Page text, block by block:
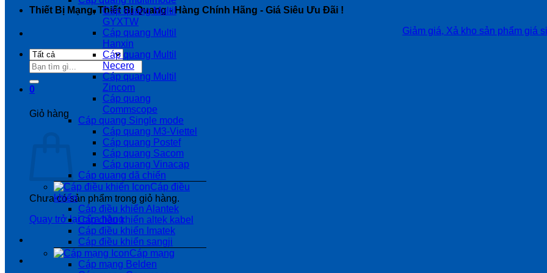
Thiết Bị Mạng, Thiết Bị Quang - Hàng Chính Hãng - Giá Siêu Ưu Đãi !
Giảm giá, Xả kho sản phẩm giá siêu tốt,
Tìm
kiếm:
0
Giỏ hàng
Chưa có sản phẩm trong giỏ hàng.
Quay trở lại cửa hàng
Cáp quang Multil
GYXTW
Cáp quang Multil
Hanxin
Cáp quang Multil
Necero
Cáp quang Multil
Zincom
Cáp quang
Commscope
Cáp quang Single mode
Cáp quang M3-Viettel
Cáp quang Postef
Cáp quang Sacom
Cáp quang Vinacap
Cáp quang dã chiến
Cáp điều
khiển
Cáp điều khiển Alantek
Cáp điều khiển altek kabel
Cáp điều khiển Imatek
Cáp điều khiển sangji
Cáp mạng
Cáp mạng Belden